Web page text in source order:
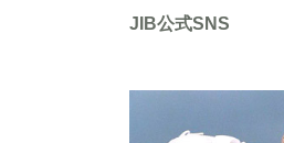
JIB公式SNS